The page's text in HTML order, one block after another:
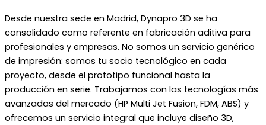
Desde nuestra sede en Madrid, Dynapro 3D se ha
consolidado como referente en fabricación aditiva para
profesionales y empresas. No somos un servicio genérico
de impresión: somos tu socio tecnológico en cada
proyecto, desde el prototipo funcional hasta la
producción en serie. Trabajamos con las tecnologías más
avanzadas del mercado (HP Multi Jet Fusion, FDM, ABS) y
ofrecemos un servicio integral que incluye diseño 3D,